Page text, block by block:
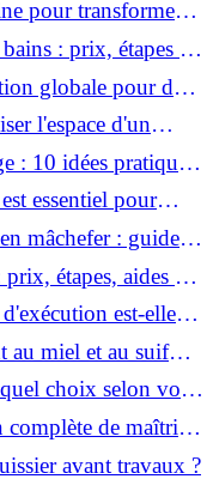
pour transformer
: prix, étapes et
globale pour des
l'espace d'un
: 10 idées pratiques
essentiel pour
mâchefer : guide
étapes, aides et
est-elle
?
au miel et au suif
choix selon votre
de maîtrise
avant travaux ?